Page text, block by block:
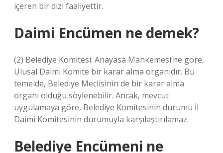
içeren bir dizi faaliyettir.
Daimi Encümen ne demek?
(2) Belediye Komitesi: Anayasa Mahkemesi’ne göre,
Ulusal Daimi Komite bir karar alma organıdır. Bu
temelde, Belediye Meclisinin de bir karar alma
organı olduğu söylenebilir. Ancak, mevcut
uygulamaya göre, Belediye Komitesinin durumu İl
Daimi Komitesinin durumuyla karşılaştırılamaz.
Belediye Encümeni ne